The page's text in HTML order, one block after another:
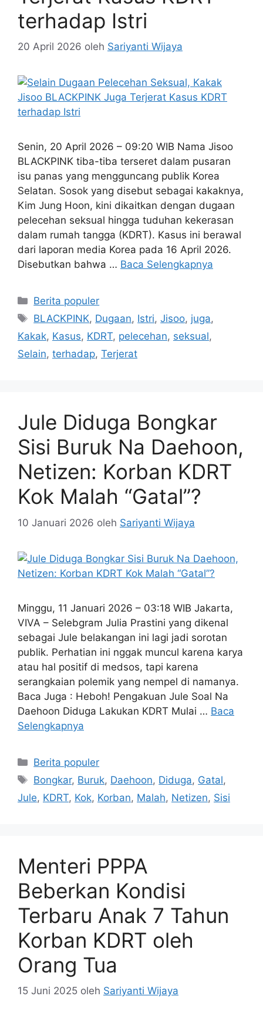
terhadap Istri
20 April 2026 oleh Sariyanti Wijaya
Senin, 20 April 2026 – 09:20 WIB Nama Jisoo
BLACKPINK tiba-tiba terseret dalam pusaran
isu panas yang mengguncang publik Korea
Selatan. Sosok yang disebut sebagai kakaknya,
Kim Jung Hoon, kini dikaitkan dengan dugaan
pelecehan seksual hingga tuduhan kekerasan
dalam rumah tangga (KDRT). Kasus ini berawal
dari laporan media Korea pada 16 April 2026.
Disebutkan bahwa … Baca Selengkapnya
Kategori
Berita populer
Tag
BLACKPINK, Dugaan, Istri,Jisoo, juga,
Kakak, Kasus, KDRT, pelecehan, seksual,
Selain, terhadap, Terjerat
Jule Diduga Bongkar
Sisi Buruk Na Daehoon,
Netizen: Korban KDRT
Kok Malah “Gatal”?
10 Januari 2026 oleh Sariyanti Wijaya
Minggu, 11 Januari 2026 – 03:18 WIB Jakarta,
VIVA – Selebgram Julia Prastini yang dikenal
sebagai Jule belakangan ini lagi jadi sorotan
publik. Perhatian ini nggak muncul karena karya
atau hal positif di medsos, tapi karena
serangkaian polemik yang nempel di namanya.
Baca Juga : Heboh! Pengakuan Jule Soal Na
Daehoon Diduga Lakukan KDRT Mulai … Baca
Selengkapnya
Kategori
Berita populer
Tag
Bongkar, Buruk, Daehoon, Diduga, Gatal,
Jule, KDRT, Kok, Korban, Malah, Netizen, Sisi
Menteri PPPA
Beberkan Kondisi
Terbaru Anak 7 Tahun
Korban KDRT oleh
Orang Tua
15 Juni 2025 oleh Sariyanti Wijaya